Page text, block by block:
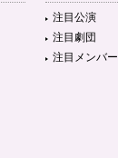
注目公演
注目劇団
注目メンバー